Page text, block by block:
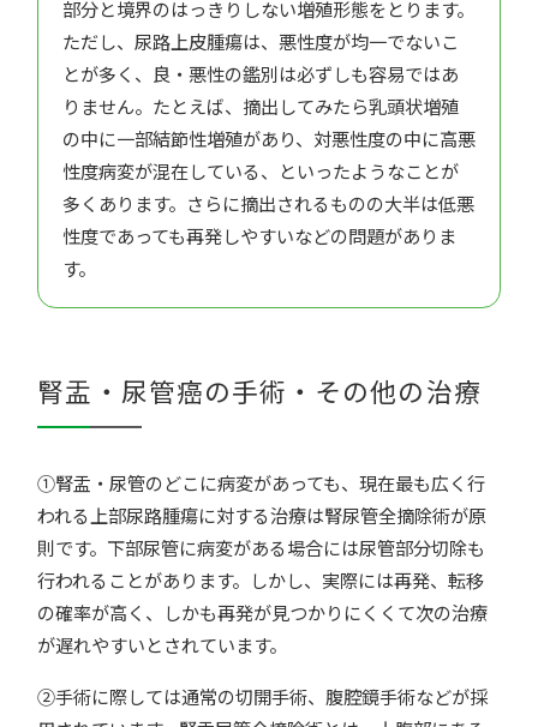
部分と境界のはっきりしない増殖形態をとります。
ただし、尿路上皮腫瘍は、悪性度が均一でないこ
とが多く、良・悪性の鑑別は必ずしも容易ではあ
りません。たとえば、摘出してみたら乳頭状増殖
の中に一部結節性増殖があり、対悪性度の中に高悪
性度病変が混在している、といったようなことが
多くあります。さらに摘出されるものの大半は低悪
性度であっても再発しやすいなどの問題がありま
す。
腎盂・尿管癌の手術・その他の治療
①腎盂・尿管のどこに病変があっても、現在最も広く行
われる上部尿路腫瘍に対する治療は腎尿管全摘除術が原
則です。下部尿管に病変がある場合には尿管部分切除も
行われることがあります。しかし、実際には再発、転移
の確率が高く、しかも再発が見つかりにくくて次の治療
が遅れやすいとされています。
②手術に際しては通常の切開手術、腹腔鏡手術などが採